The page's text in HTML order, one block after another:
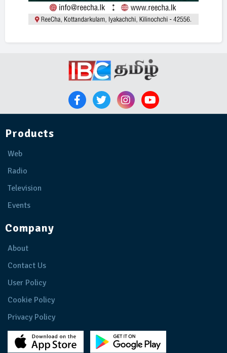
Products
Web
Radio
Television
Events
Company
About
Contact Us
User Policy
Cookie Policy
Privacy Policy